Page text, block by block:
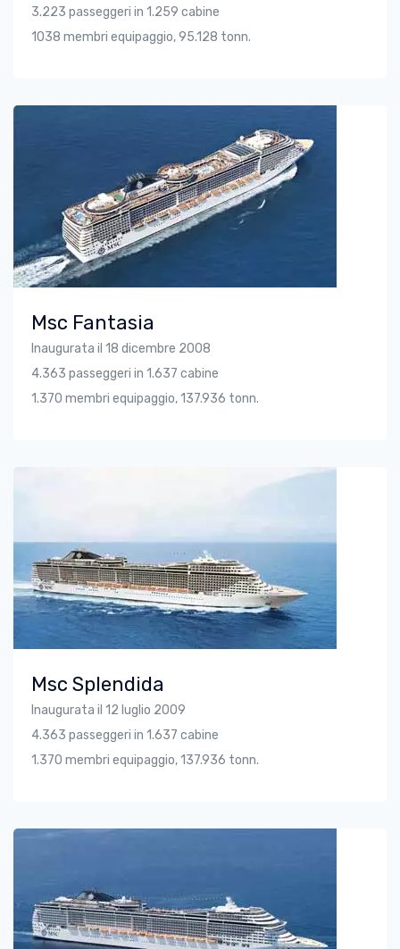
3.223 passeggeri in 1.259 cabine
1038 membri equipaggio, 95.128 tonn.
Msc Fantasia
Inaugurata il 18 dicembre 2008
4.363 passeggeri in 1.637 cabine
1.370 membri equipaggio, 137.936 tonn.
Msc Splendida
Inaugurata il 12 luglio 2009
4.363 passeggeri in 1.637 cabine
1.370 membri equipaggio, 137.936 tonn.